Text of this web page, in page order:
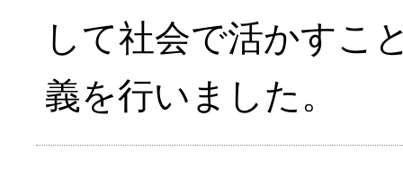
して社会で活かすこ
義を行いました。